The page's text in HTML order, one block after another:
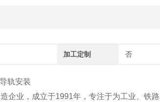
加工定制 否
导轨安装
企业，成立于1991年， 专注于为工业、铁